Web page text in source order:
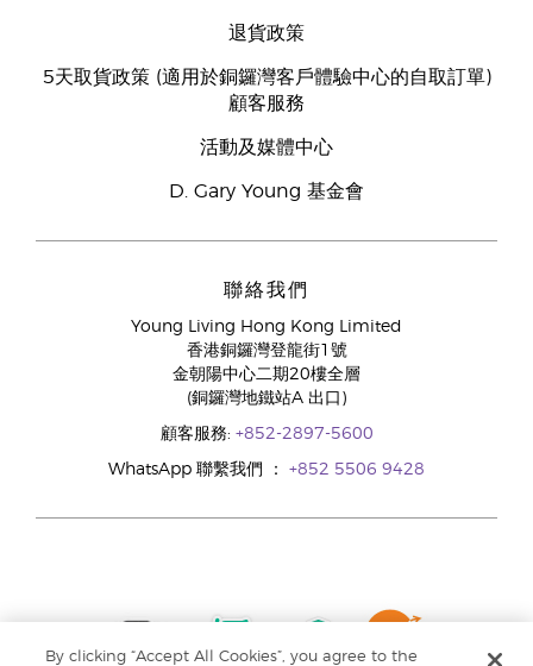
退貨政策
5天取貨政策 (適用於銅鑼灣客戶體驗中心的自取訂單)
顧客服務
活動及媒體中心
D. Gary Young 基金會
聯絡我們
Young Living Hong Kong Limited
香港銅鑼灣登龍街1號
金朝陽中心二期20樓全層
(銅鑼灣地鐵站A 出口)
顧客服務: +852-2897-5600
WhatsApp 聯繫我們 ： +852 5506 9428
By clicking “Accept All Cookies”, you agree to the